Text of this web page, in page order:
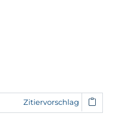
Zitiervorschlag